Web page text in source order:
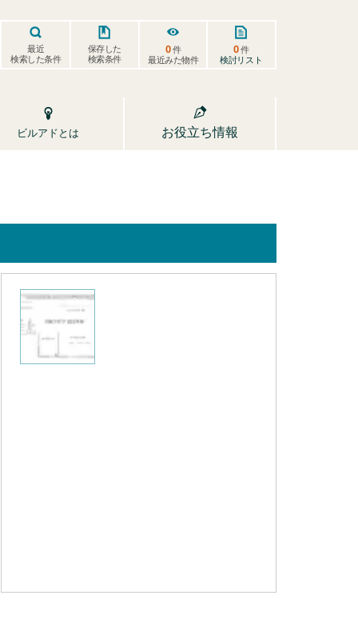
最近
検索した条件
保存した
検索条件
0件
最近みた物件
0件
検討リスト
ビルアドとは お役立ち情報